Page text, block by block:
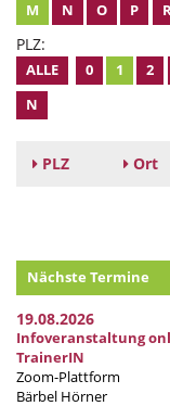
M
N O P
PLZ:
ALLE 0 1 2
N
PLZ Ort
Nächste Termine
19.08.2026
Infoveranstaltung
TrainerIN
Zoom-Plattform
Bärbel Hörner